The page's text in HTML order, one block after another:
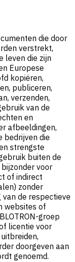
die door
verstrekt,
leven die zijn
Europese
kopiëren,
publiceren,
verzenden,
van de
en
afbeeldingen,
bedrijven die
strengste
buiten de
voor
of indirect
zonder
de respectieve
websites of
groep
licentie voor
doorgeven aan
genoemd.